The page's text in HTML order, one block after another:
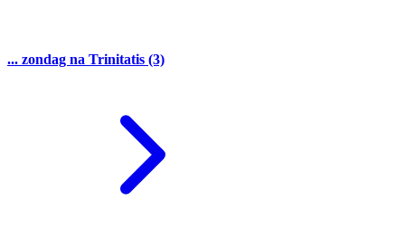
... zondag na Trinitatis (3)